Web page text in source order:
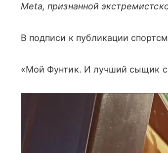
Meta, признанной
В подписи к публикации
«Мой Фунтик. И лучший сыщик